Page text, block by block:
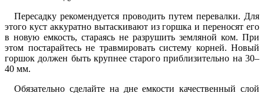
Пересадку рекомендуется проводить путем перевалки. Для
этого куст аккуратно вытаскивают из горшка и переносят его
в новую емкость, стараясь не разрушить земляной ком. При
этом постарайтесь не травмировать систему корней. Новый
горшок должен быть крупнее старого приблизительно на 30–
40 мм.
Обязательно сделайте на дне емкости качественный слой